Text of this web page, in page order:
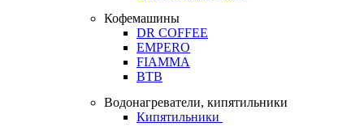
Кофемашины
DR COFFEE
EMPERO
FIAMMA
BTB
Водонагреватели, кипятильники
Кипятильники